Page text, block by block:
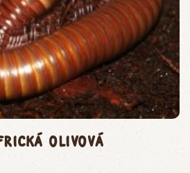
olivová